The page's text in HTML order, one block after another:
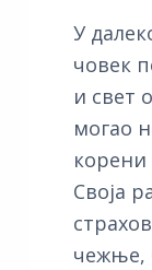
У
човек
и свет
могао
Своја
чежње,